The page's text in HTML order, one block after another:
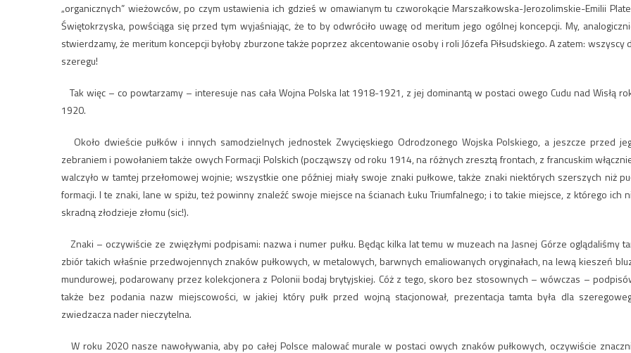
„organicznych” wieżowców, po czym ustawienia ich gdzieś w omawianym tu czworokącie Marszałkowska-Jerozolimskie-Emilii
Świętokrzyska, powściąga się przed tym wyjaśniając, że to by odwróciło uwagę od meritum jego ogólnej koncepcji. My,
stwierdzamy, że meritum koncepcji byłoby zburzone także poprzez akcentowanie osoby i roli Józefa Piłsudskiego. A zatem: wszyscy
szeregu!
Tak więc – co powtarzamy – interesuje nas cała Wojna Polska lat 1918-1921, z jej dominantą w postaci owego Cudu nad Wisłą
1920.
Około dwieście pułków i innych samodzielnych jednostek Zwycięskiego Odrodzonego Wojska Polskiego, a jeszcze przed
zebraniem i powołaniem także owych Formacji Polskich (począwszy od roku 1914, na różnych zresztą frontach, z francuskim
walczyło w tamtej przełomowej wojnie; wszystkie one później miały swoje znaki pułkowe, także znaki niektórych szerszych niż
formacji. I te znaki, lane w spiżu, też powinny znaleźć swoje miejsce na ścianach Łuku Triumfalnego; i to takie miejsce, z którego ich
skradną złodzieje złomu (sic!).
Znaki – oczywiście ze zwięzłymi podpisami: nazwa i numer pułku. Będąc kilka lat temu w muzeach na Jasnej Górze oglądaliśmy
zbiór takich właśnie przedwojennych znaków pułkowych, w metalowych, barwnych emaliowanych oryginałach, na lewą kieszeń
mundurowej, podarowany przez kolekcjonera z Polonii bodaj brytyjskiej. Cóż z tego, skoro bez stosownych – wówczas –
także bez podania nazw miejscowości, w jakiej który pułk przed wojną stacjonował, prezentacja tamta była dla
zwiedzacza nader nieczytelna.
W roku 2020 nasze nawoływania, aby po całej Polsce malować murale w postaci owych znaków pułkowych, oczywiście